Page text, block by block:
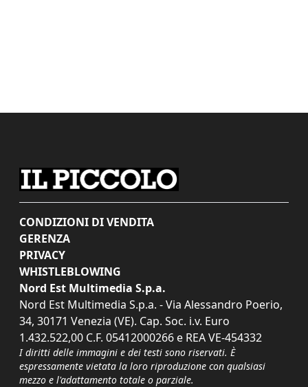
CONDIZIONI DI VENDITA
GERENZA
PRIVACY
WHISTLEBLOWING
Nord Est Multimedia S.p.a.
Nord Est Multimedia S.p.a. - Via Alessandro Poerio,
34, 30171 Venezia (VE). Cap. Soc. i.v. Euro
1.432.522,00 C.F. 05412000266 e REA VE-454332
I diritti delle immagini e dei testi sono riservati. È
espressamente vietata la loro riproduzione con qualsiasi
mezzo e l'adattamento totale o parziale.